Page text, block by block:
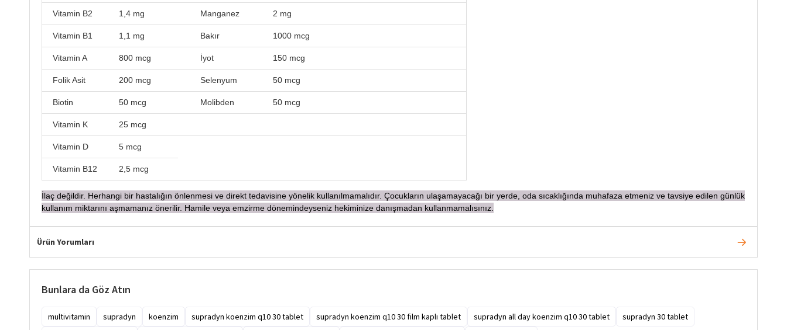
Vitamin B2 1,4 mg Manganez 2 mg
Vitamin B1 1,1 mg Bakır 1000 mcg
Vitamin A 800 mcg İyot 150 mcg
Folik Asit 200 mcg Selenyum 50 mcg
Biotin 50 mcg Molibden 50 mcg
Vitamin K 25 mcg
Vitamin D 5 mcg
Vitamin B12 2,5 mcg
İlaç değildir. Herhangi bir hastalığın önlenmesi ve direkt tedavisine yönelik kullanılmamalıdır. Çocukların ulaşamayacağı bir yerde, oda sıcaklığında muhafaza etmeniz ve tavsiye edilen günlük
kullanım miktarını aşmamanız önerilir. Hamile veya emzirme dönemindeyseniz hekiminize danışmadan kullanmamalısınız.
Ürün Yorumları
Bunlara da Göz Atın
multivitamin supradyn koenzim supradyn koenzim q10 30 tablet supradyn koenzim q10 30 film kaplı tablet supradyn all day koenzim q10 30 tablet supradyn 30 tablet